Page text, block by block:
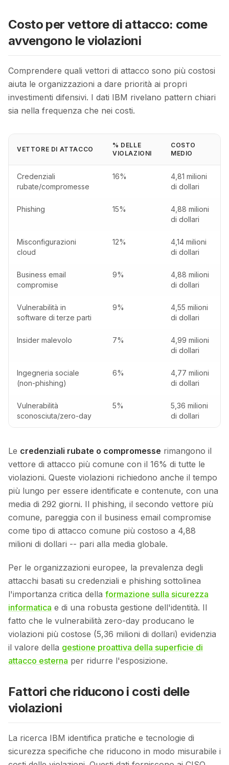
Costo per vettore di attacco: come
avvengono le violazioni
Comprendere quali vettori di attacco sono più costosi
aiuta le organizzazioni a dare priorità ai propri
investimenti difensivi. I dati IBM rivelano pattern chiari
sia nella frequenza che nei costi.
VETTORE DI ATTACCO
% DELLE
VIOLAZIONI
COSTO
MEDIO
Credenziali
rubate/compromesse
16%
4,81 milioni
di dollari
Phishing 15%
4,88 milioni
di dollari
Misconfigurazioni
cloud
12%
4,14 milioni
di dollari
Business email
compromise
9%
4,88 milioni
di dollari
Vulnerabilità in
software di terze parti
9%
4,55 milioni
di dollari
Insider malevolo 7%
4,99 milioni
di dollari
Ingegneria sociale
(non-phishing)
6%
4,77 milioni
di dollari
Vulnerabilità
sconosciuta/zero-day
5%
5,36 milioni
di dollari
Le credenziali rubate o compromesse rimangono il
vettore di attacco più comune con il 16% di tutte le
violazioni. Queste violazioni richiedono anche il tempo
più lungo per essere identificate e contenute, con una
media di 292 giorni. Il phishing, il secondo vettore più
comune, pareggia con il business email compromise
come tipo di attacco comune più costoso a 4,88
milioni di dollari -- pari alla media globale.
Per le organizzazioni europee, la prevalenza degli
attacchi basati su credenziali e phishing sottolinea
l'importanza critica della formazione sulla sicurezza
informatica e di una robusta gestione dell'identità. Il
fatto che le vulnerabilità zero-day producano le
violazioni più costose (5,36 milioni di dollari) evidenzia
il valore della gestione proattiva della superficie di
attacco esterna per ridurre l'esposizione.
Fattori che riducono i costi delle
violazioni
La ricerca IBM identifica pratiche e tecnologie di
sicurezza specifiche che riducono in modo misurabile i